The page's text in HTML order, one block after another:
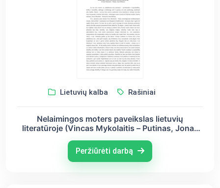
Lietuvių kalba Rašiniai
Nelaimingos moters paveikslas lietuvių
literatūroje (Vincas Mykolaitis – Putinas, Jonas
Peržiūrėti darbą